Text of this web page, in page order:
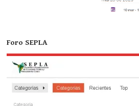
Foro SEPLA